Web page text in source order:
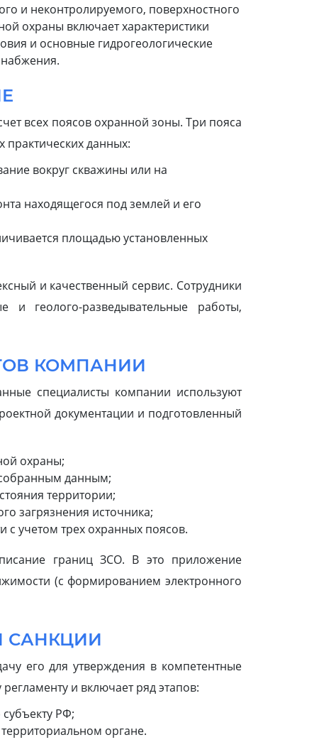
и неконтролируемого, поверхностного
охраны включает характеристики
и основные гидрогеологические
всех поясов охранной зоны. Три пояса
данных:
вокруг скважины или на
находящегося под землей и его
площадью установленных
и качественный сервис. Сотрудники
и геолого-разведывательные работы,
КОМПАНИИ
специалисты компании используют
документации и подготовленный
охраны;
данным;
территории;
загрязнения источника;
с учетом трех охранных поясов.
границ ЗСО. В это приложение
(с формированием электронного
САНКЦИИ
его для утверждения в компетентные
и включает ряд этапов:
РФ;
органе.